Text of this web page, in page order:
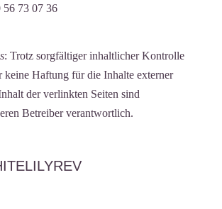
56 73 07 36
: Trotz sorgfältiger inhaltlicher Kontrolle
keine Haftung für die Inhalte externer
der verlinkten Seiten sind
Betreiber verantwortlich.